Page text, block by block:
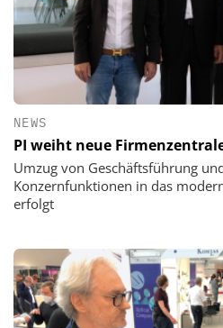
NEWS
PI weiht neue
Umzug von Geschäftsführung
Konzernfunktionen in das
erfolgt